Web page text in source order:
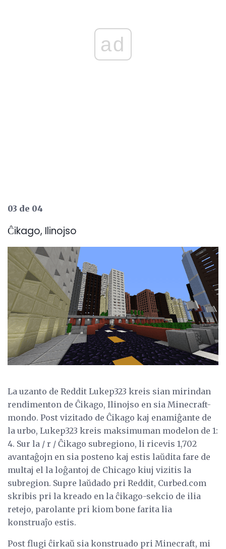
ad
03 de 04
Ĉikago, Ilinojso
La uzanto de Reddit Lukep323 kreis sian mirindan
rendimenton de Ĉikago, Ilinojso en sia Minecraft-
mondo. Post vizitado de Ĉikago kaj enamiĝante de
la urbo, Lukep323 kreis maksimuman modelon de 1:
4. Sur la / r / Ĉikago subregiono, li ricevis 1,702
avantaĝojn en sia posteno kaj estis laŭdita fare de
multaj el la loĝantoj de Chicago kiuj vizitis la
subregion. Supre laŭdado pri Reddit, Curbed.com
skribis pri la kreado en la ĉikago-sekcio de ilia
retejo, parolante pri kiom bone farita lia
konstruaĵo estis.
Post flugi ĉirkaŭ sia konstruado pri Minecraft, mi